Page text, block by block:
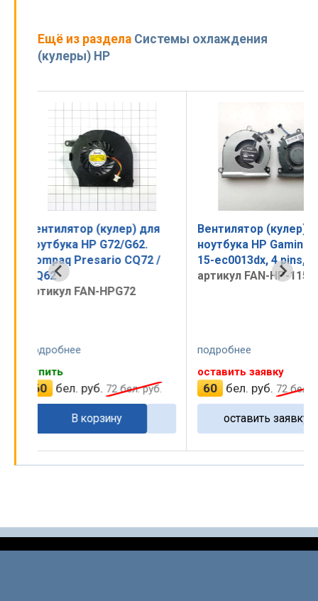
Ещё из раздела Системы охлаждения
(кулеры) HP
Вентилятор (кулер) для
ноутбука HP Gaming 15-ec,
15-ec0013dx, 4 pins, CPU
артикул FAN-HP-115
подробнее
оставить заявку
60 бел. руб. 72бел. руб.
оставить заявку
Вентилятор
ноутбука HP
1001, 1010, 1017,
1311, MINI 5130
подробнее
оставить заявку
60 бел. руб. 72
оставить